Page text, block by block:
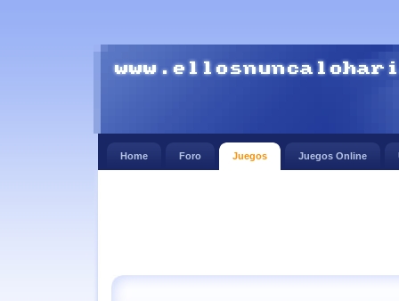
Home Foro Juegos Juegos Online